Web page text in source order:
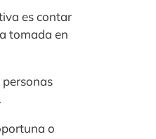
es contar
tomada en
o